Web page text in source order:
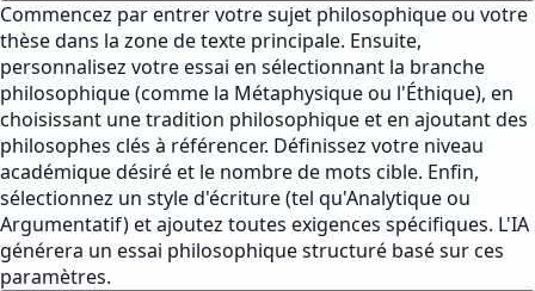
Commencez par entrer votre sujet philosophique ou votre
thèse dans la zone de texte principale. Ensuite,
personnalisez votre essai en sélectionnant la branche
philosophique (comme la Métaphysique ou l'Éthique), en
choisissant une tradition philosophique et en ajoutant des
philosophes clés à référencer. Définissez votre niveau
académique désiré et le nombre de mots cible. Enfin,
sélectionnez un style d'écriture (tel qu'Analytique ou
Argumentatif) et ajoutez toutes exigences spécifiques. L'IA
générera un essai philosophique structuré basé sur ces
paramètres.